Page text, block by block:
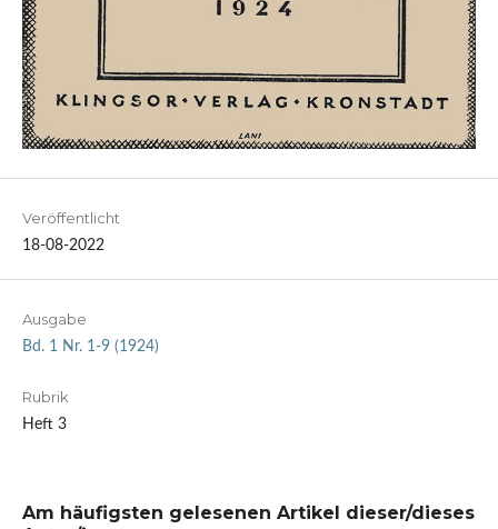
Veröffentlicht
18-08-2022
Ausgabe
Bd. 1 Nr. 1-9 (1924)
Rubrik
Heft 3
Am häufigsten gelesenen Artikel dieser/dieses